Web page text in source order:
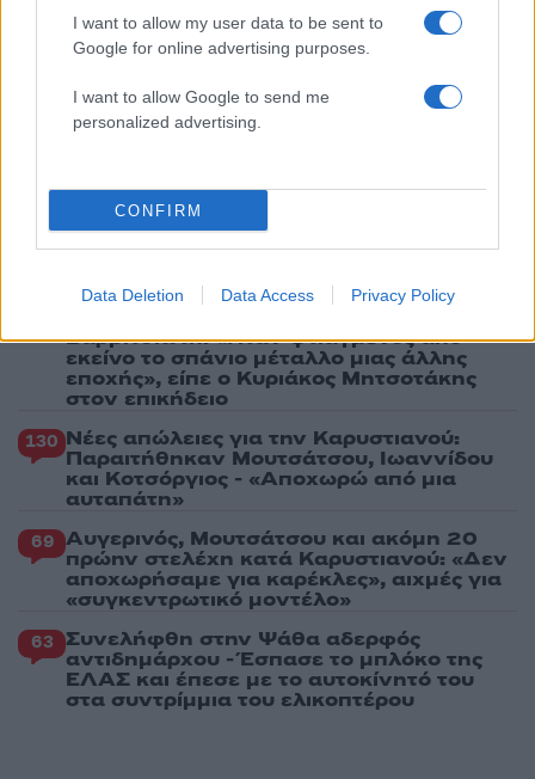
I want to allow my user data to be sent to
Google for online advertising purposes.
I want to allow Google to send me
personalized advertising.
CONFIRM
Data Deletion Data Access Privacy Policy
Στη Βρετανία στελέχη του ελληνικού FBI
για να παραλάβουν την 46χρονη για την
τραγωδία της Μαρφίν - Η διαδικασία που
Μητσοτάκης στην υπογραφή συμφωνίας
για την ηλεκτρική διασύνδεση Ελλάδας –
Κύπρου: «Ισχυρή ψήφος εμπιστοσύνης» η
Βαρβιτσιώτη: «Ήταν φτιαγμένος από
εκείνο το σπάνιο μέταλλο μιας άλλης
εποχής», είπε ο Κυριάκος Μητσοτάκης
στον επικήδειο
130 Νέες απώλειες για την Καρυστιανού:
Παραιτήθηκαν Μουτσάτσου, Ιωαννίδου
και Κοτσόργιος - «Αποχωρώ από μια
αυταπάτη»
69 Αυγερινός, Μουτσάτσου και ακόμη 20
πρώην στελέχη κατά Καρυστιανού: «Δεν
αποχωρήσαμε για καρέκλες», αιχμές για
«συγκεντρωτικό μοντέλο»
63 Συνελήφθη στην Ψάθα αδερφός
αντιδημάρχου - Έσπασε το μπλόκο της
ΕΛΑΣ και έπεσε με το αυτοκίνητό του
στα συντρίμμια του ελικοπτέρου